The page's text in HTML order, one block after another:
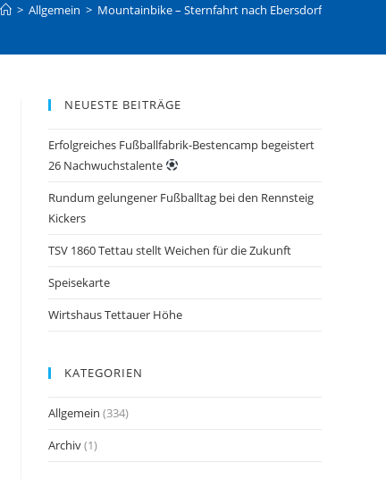
> Allgemein > Mountainbike – Sternfahrt nach Ebersdorf
NEUESTE BEITRÄGE
Erfolgreiches Fußballfabrik-Bestencamp begeistert
26 Nachwuchstalente
Rundum gelungener Fußballtag bei den Rennsteig
Kickers
TSV 1860 Tettau stellt Weichen für die Zukunft
Speisekarte
Wirtshaus Tettauer Höhe
KATEGORIEN
Allgemein (334)
Archiv(1)